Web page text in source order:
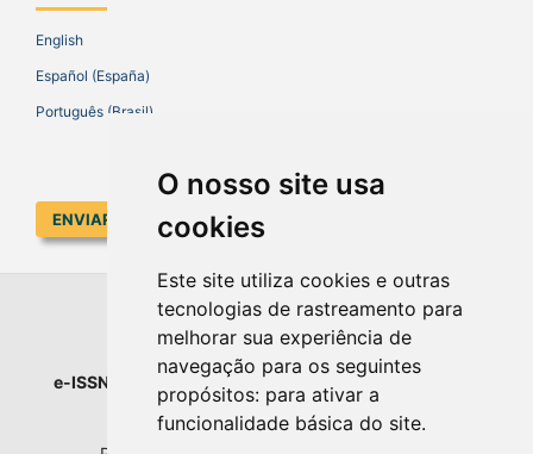
O nosso site usa
cookies
Este site utiliza cookies e outras
tecnologias de rastreamento para
melhorar sua experiência de
navegação para os seguintes
propósitos: para ativar a
funcionalidade básica do site.
English
Español (España)
Português (Brasil)
ENVIAR SUBMISSÃO
EDUCAR EM REVISTA
e-ISSN : 1984-0411 | Prefixo DOI : 10.1590 |
Universidade Federal do Paraná
Setor de Educação - Campus Rebouças